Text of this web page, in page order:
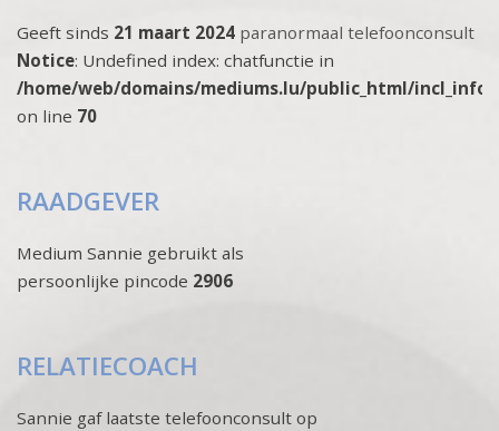
Geeft sinds 21 maart 2024 paranormaal telefoonconsult
Notice: Undefined index: chatfunctie in
/home/web/domains/mediums.lu/public_html/
on line 70
RAADGEVER
Medium Sannie gebruikt als
persoonlijke pincode 2906
RELATIECOACH
Sannie gaf laatste telefoonconsult op